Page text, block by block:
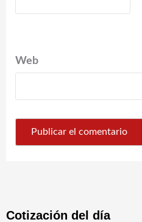
Web
Cotización del día